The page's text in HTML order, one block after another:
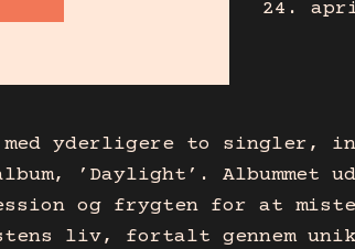
24.
yderligere to singler,
’Daylight’. Albummet
og frygten for at
liv, fortalt gennem